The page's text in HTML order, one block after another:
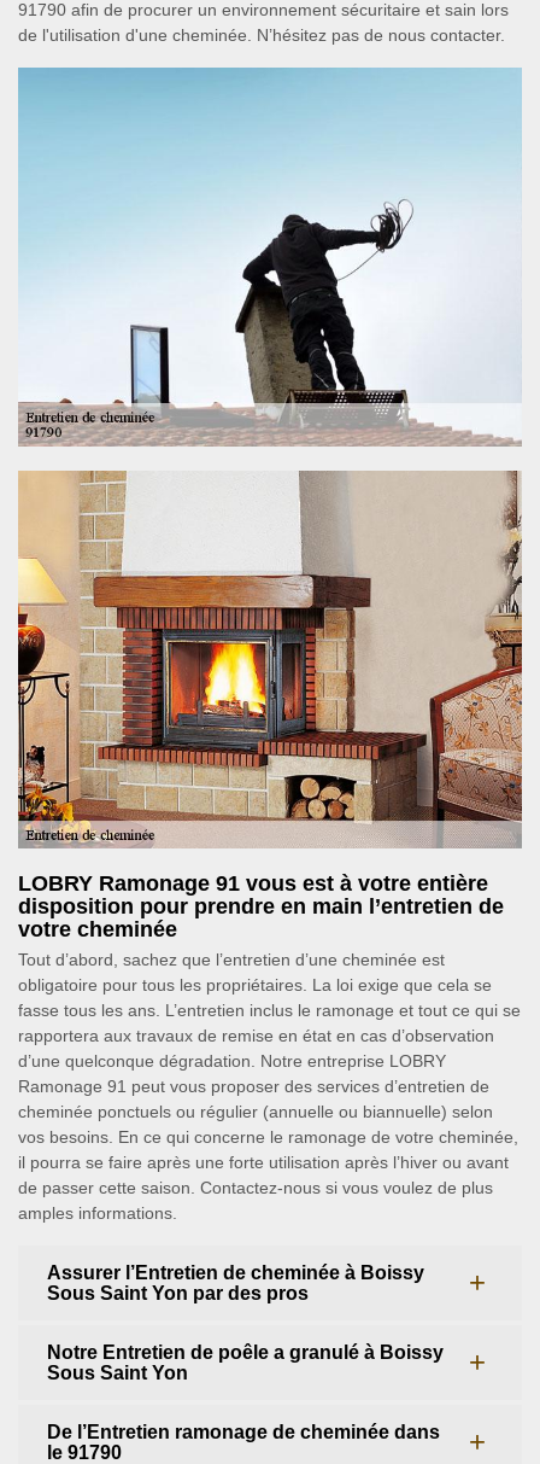
91790 afin de procurer un environnement sécuritaire et sain lors
de l'utilisation d'une cheminée. N’hésitez pas de nous contacter.
LOBRY Ramonage 91 vous est à votre entière
disposition pour prendre en main l’entretien de
votre cheminée
Tout d’abord, sachez que l’entretien d’une cheminée est
obligatoire pour tous les propriétaires. La loi exige que cela se
fasse tous les ans. L’entretien inclus le ramonage et tout ce qui se
rapportera aux travaux de remise en état en cas d’observation
d’une quelconque dégradation. Notre entreprise LOBRY
Ramonage 91 peut vous proposer des services d’entretien de
cheminée ponctuels ou régulier (annuelle ou biannuelle) selon
vos besoins. En ce qui concerne le ramonage de votre cheminée,
il pourra se faire après une forte utilisation après l’hiver ou avant
de passer cette saison. Contactez-nous si vous voulez de plus
amples informations.
Assurer l’Entretien de cheminée à Boissy
Sous Saint Yon par des pros
Notre Entretien de poêle a granulé à Boissy
Sous Saint Yon
De l’Entretien ramonage de cheminée dans
le 91790